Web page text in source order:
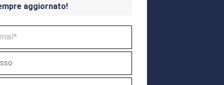
aggiornato!